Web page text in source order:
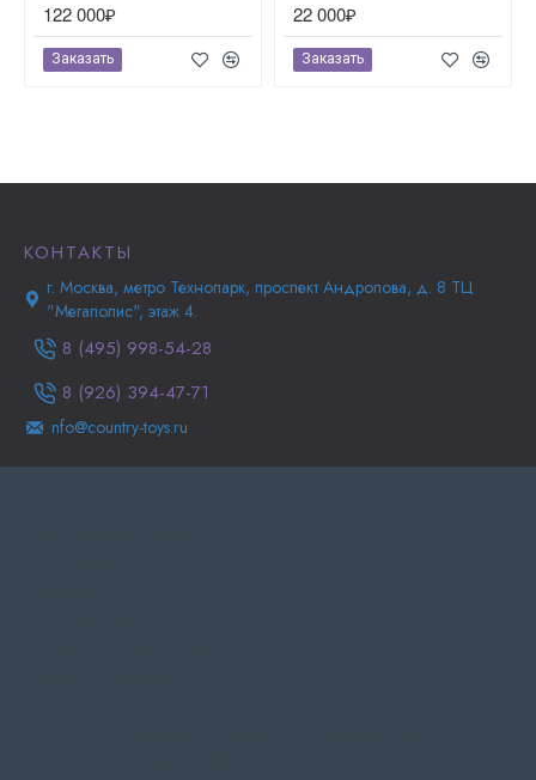
122 000₽
Заказать
22 000₽
Заказать
КОНТАКТЫ
г. Москва, метро Технопарк, проспект Андропова, д. 8 ТЦ
"Мегаполис", этаж 4.
8 (495) 998-54-28
8 (926) 394-47-71
nfo@country-toys.ru